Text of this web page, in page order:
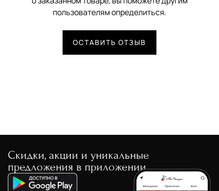
пользователям определиться.
ОСТАВИТЬ ОТЗЫВ
Скидки, акции и уникальные
предложения в приложении